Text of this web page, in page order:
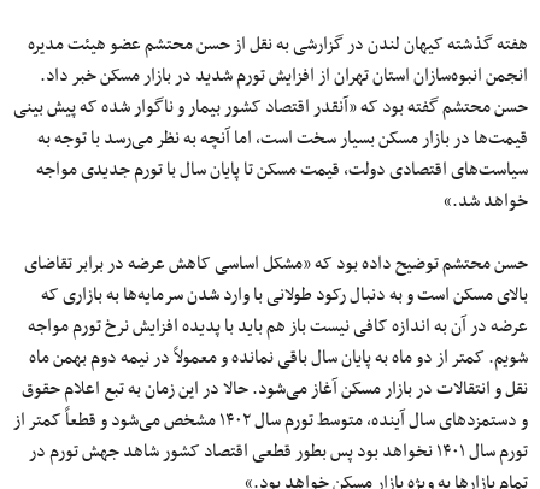
هفته گذشته کیهان لندن در گزارشی به نقل از حسن محتشم عضو هیئت مدیره
انجمن انبوه‌سازان استان تهران از افزایش تورم شدید در بازار مسکن خبر داد.
حسن محتشم گفته بود که «آنقدر اقتصاد کشور بیمار و ناگوار شده که پیش بینی
قیمت‌ها در بازار مسکن بسیار سخت است، اما آنچه به نظر می‌رسد با توجه به
سیاست‌های اقتصادی دولت، قیمت مسکن تا پایان سال با تورم جدیدی مواجه
خواهد شد.»
حسن محتشم توضیح داده بود که «مشکل اساسی کاهش عرضه در برابر تقاضای
بالای مسکن است و به دنبال رکود طولانی با وارد شدن سرمایه‌ها به بازاری که
عرضه در آن به اندازه کافی نیست باز هم باید با پدیده افزایش نرخ تورم مواجه
شویم. کمتر از دو ماه به پایان سال باقی نمانده و معمولاً در نیمه دوم بهمن ماه
نقل و انتقالات در بازار مسکن آغاز می‌شود. حالا در این زمان به تبع اعلام حقوق
و دستمزد‌های سال آینده، متوسط تورم سال ۱۴۰۲ مشخص می‌شود و قطعاً کمتر از
تورم سال ۱۴۰۱ نخواهد بود پس بطور قطعی اقتصاد کشور شاهد جهش تورم در